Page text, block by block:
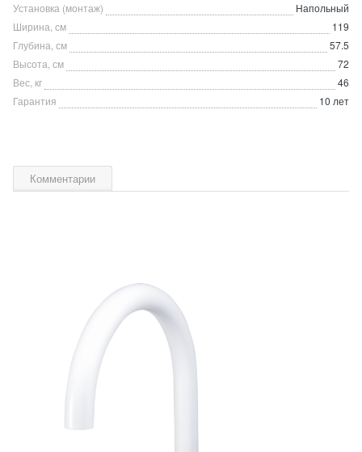
Установка (монтаж)
Напольный
Ширина, см
119
Глубина, см
57.5
Высота, см
72
Вес, кг
46
Гарантия
10 лет
Комментарии